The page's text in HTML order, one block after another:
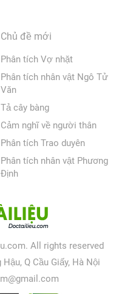
Chủ đề mới
Phân tích Vợ nhặt
Phân tích nhân vật Ngô Tử
Văn
Tả cây bàng
Cảm nghĩ về người thân
Phân tích Trao duyên
Phân tích nhân vật Phương
Định
All rights reserved
Q Cầu Giấy, Hà Nội